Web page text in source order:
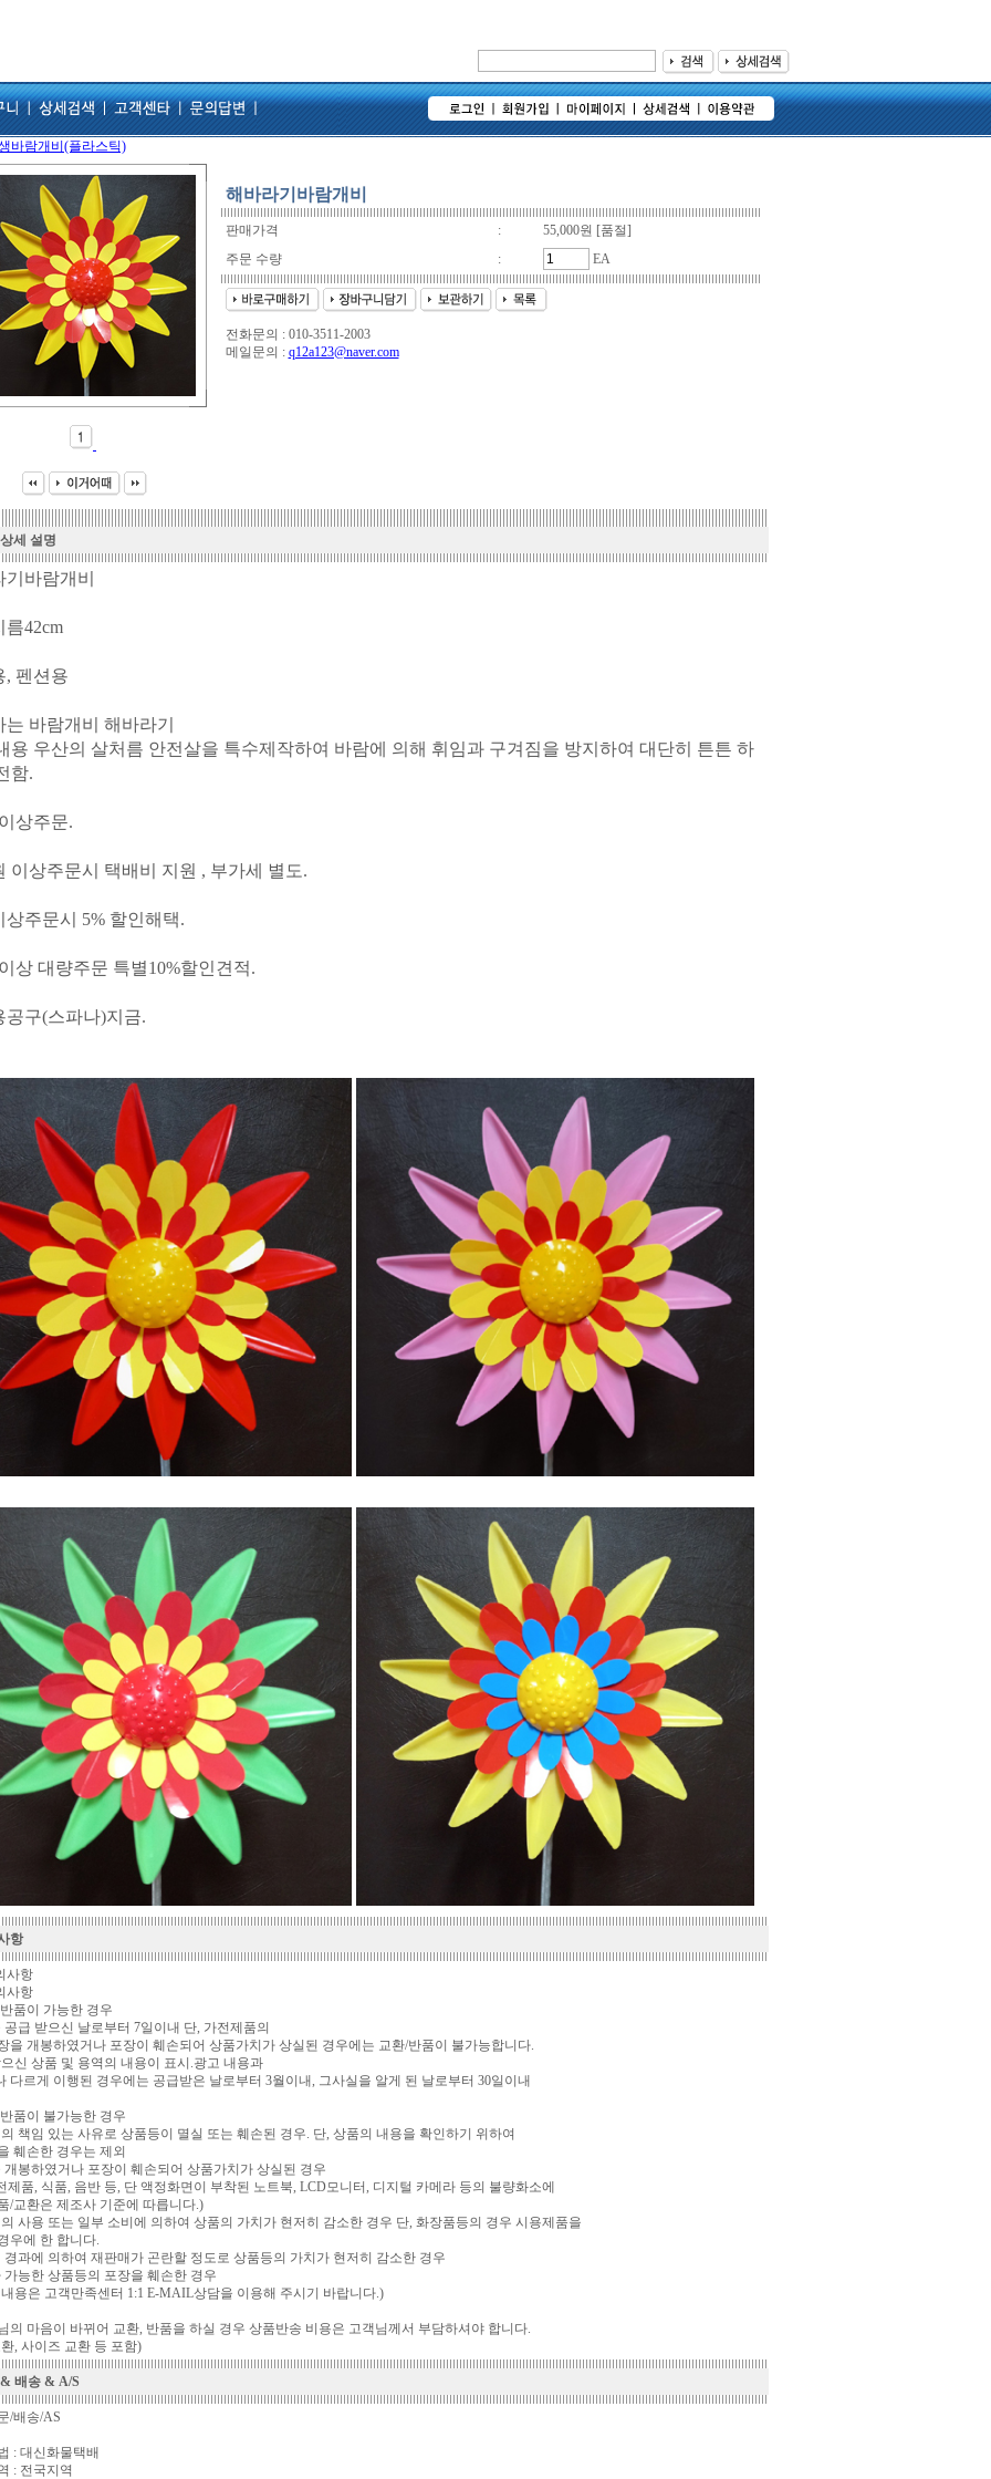
바람개비(플라스틱)
해바라기바람개비
판매가격 :
55,000원 [품절]
주문 수량
: EA
전화문의 : 010-3511-2003
메일문의 : q12a123@naver.com
세 설명
바람개비
름42cm
, 펜션용
는 바람개비 해바라기
용 우산의 살처름 안전살을 특수제작하여 바람에 의해 휘임과 구겨짐을 방지하여 대단히 튼튼 하
함.
상주문.
이상주문시 택배비 지원 , 부가세 별도.
상주문시 5% 할인해택.
상 대량주문 특별10%할인견적.
공구(스파나)지금.
항
사항
사항
품이 가능한 경우
공급 받으신 날로부터 7일이내 단, 가전제품의
을 개봉하였거나 포장이 훼손되어 상품가치가 상실된 경우에는 교환/반품이 불가능합니다.
신 상품 및 용역의 내용이 표시.광고 내용과
다르게 이행된 경우에는 공급받은 날로부터 3월이내, 그사실을 알게 된 날로부터 30일이내
품이 불가능한 경우
책임 있는 사유로 상품등이 멸실 또는 훼손된 경우. 단, 상품의 내용을 확인하기 위하여
훼손한 경우는 제외
개봉하였거나 포장이 훼손되어 상품가치가 상실된 경우
제품, 식품, 음반 등, 단 액정화면이 부착된 노트북, LCD모니터, 디지털 카메라 등의 불량화소에
/교환은 제조사 기준에 따릅니다.)
사용 또는 일부 소비에 의하여 상품의 가치가 현저히 감소한 경우 단, 화장품등의 경우 시용제품을
우에 한 합니다.
경과에 의하여 재판매가 곤란할 정도로 상품등의 가치가 현저히 감소한 경우
가능한 상품등의 포장을 훼손한 경우
용은 고객만족센터 1:1 E-MAIL상담을 이용해 주시기 바랍니다.)
의 마음이 바뀌어 교환, 반품을 하실 경우 상품반송 비용은 고객님께서 부담하셔야 합니다.
, 사이즈 교환 등 포함)
배송 & A/S
/배송/AS
: 대신화물택배
: 전국지역